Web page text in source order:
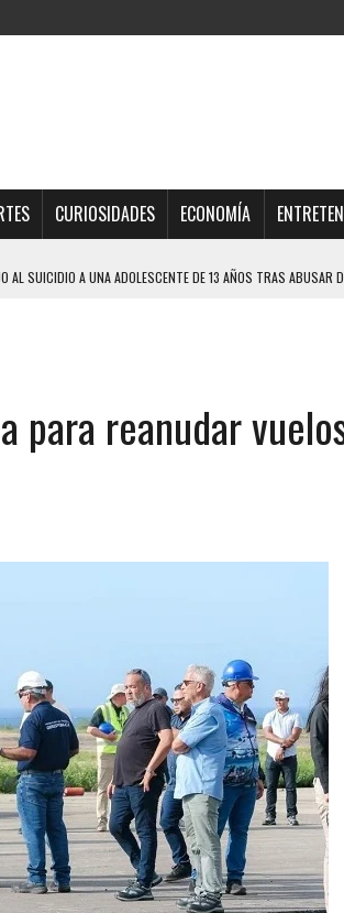
CURIOSIDADES ECONOMÍA
AL SUICIDIO A UNA ADOLESCENTE DE 13 AÑOS TRAS ABUSAR
SE INUNDABA
DE VARIOS DE ELLOS EN MATURÍN
MÁS DE 20 PERSONAS ADENTRO
LA VIDA
ABUSADA POR LA PAREJA DE SU ABUELA
para reanudar